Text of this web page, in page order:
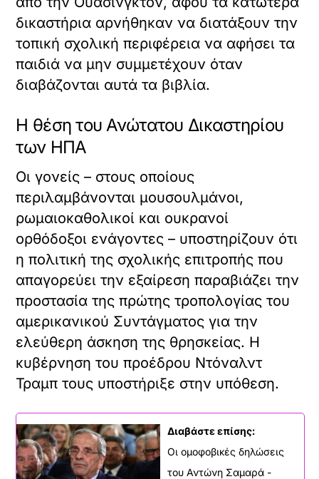
δικαστήρια αρνήθηκαν να διατάξουν την
τοπική σχολική περιφέρεια να αφήσει τα
παιδιά να μην συμμετέχουν όταν
διαβάζονται αυτά τα βιβλία.
Η θέση του Ανώτατου Δικαστηρίου
των ΗΠΑ
Οι γονείς – στους οποίους
περιλαμβάνονται μουσουλμάνοι,
ρωμαιοκαθολικοί και ουκρανοί
ορθόδοξοι ενάγοντες – υποστηρίζουν ότι
η πολιτική της σχολικής επιτροπής που
απαγορεύει την εξαίρεση παραβιάζει την
προστασία της πρώτης τροπολογίας του
αμερικανικού Συντάγματος για την
ελεύθερη άσκηση της θρησκείας. Η
κυβέρνηση του προέδρου Ντόναλντ
Τραμπ τους υποστήριξε στην υπόθεση.
Διαβάστε επίσης:
Οι ομοφοβικές δηλώσεις
του Αντώνη Σαμαρά -